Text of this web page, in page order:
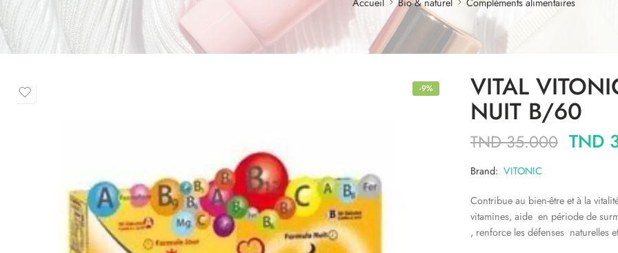
-9% VITAL
NUIT B/60
TND35.000 TND
Brand: VITONIC
Contribue au bien-être et à la
vitamines, aide en période de
, renforce les défenses naturelles